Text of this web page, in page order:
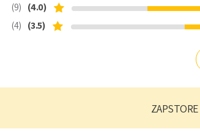
(4.0)
(9)
(3.5)
(4)